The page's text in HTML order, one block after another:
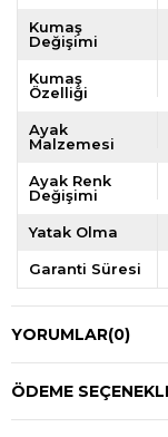
Kumaş
Değişimi
Kumaş
Özelliği
Ayak
Malzemesi
Ayak Renk
Değişimi
Yatak Olma
Garanti Süresi
YORUMLAR(0)
ÖDEME